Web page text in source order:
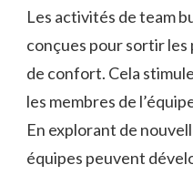
Les activités de team
conçues pour sortir
de confort. Cela
les membres de
En explorant de
équipes peuvent